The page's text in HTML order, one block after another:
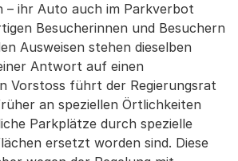
– ihr Auto auch im Parkverbot
Besucherinnen und Besuchern
Ausweisen stehen dieselben
Antwort auf einen
Vorstoss führt der Regierungsrat
an speziellen Örtlichkeiten
Parkplätze durch spezielle
ersetzt worden sind. Diese